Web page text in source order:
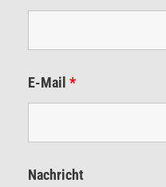
E-Mail *
Nachricht